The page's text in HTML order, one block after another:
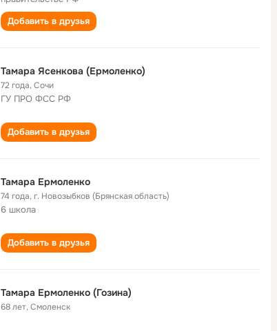
Добавить в друзья
Тамара Ясенкова (Ермоленко)
72 года,Сочи
ГУ ПРО ФСС РФ
Добавить в друзья
Тамара Ермоленко
74 года,г. Новозыбков (Брянская область)
6 школа
Добавить в друзья
Тамара Ермоленко (Гозина)
68 лет,Смоленск